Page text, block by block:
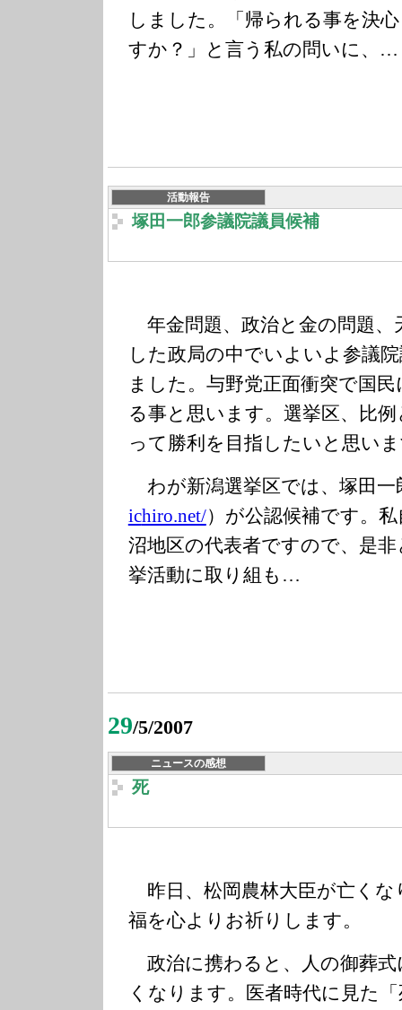
しました。「帰られる事を決
すか？」と言う私の問いに、…
活動報告
塚田一郎参議院議員候補
年金問題、政治と金の問題、
した政局の中でいよいよ参議
ました。与野党正面衝突で国
る事と思います。選挙区、比
って勝利を目指したいと思い
わが新潟選挙区では、塚田一
ichiro.net/）が公認候補です。
沼地区の代表者ですので、是
挙活動に取り組も…
29/5/2007
ニュースの感想
死
昨日、松岡農林大臣が亡くな
福を心よりお祈りします。
政治に携わると、人の御葬式
くなります。医者時代に見た